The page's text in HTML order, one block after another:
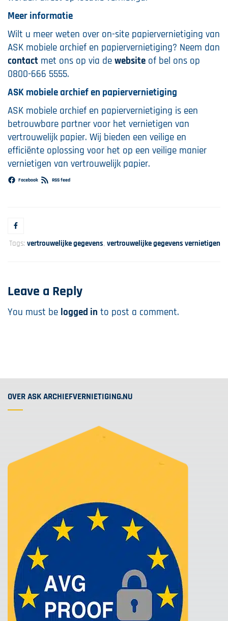
Meer informatie
Wilt u meer weten over on-site papiervernietiging van
ASK mobiele archief en papiervernietiging? Neem dan
contact met ons op via de website of bel ons op
0800-666 5555.
ASK mobiele archief en papiervernietiging
ASK mobiele archief en papiervernietiging is een
betrouwbare partner voor het vernietigen van
vertrouwelijk papier. Wij bieden een veilige en
efficiënte oplossing voor het op een veilige manier
vernietigen van vertrouwelijk papier.
Facebook RSS feed
Tags: vertrouwelijke gegevens, vertrouwelijke gegevens vernietigen
Leave a Reply
You must be logged in to post a comment.
OVER ASK ARCHIEFVERNIETIGING.NU